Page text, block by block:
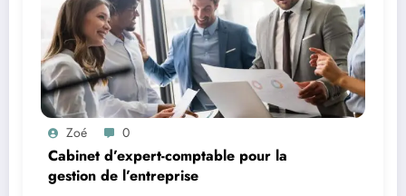
Zoé 0
Cabinet d’expert-comptable pour la
gestion de l’entreprise